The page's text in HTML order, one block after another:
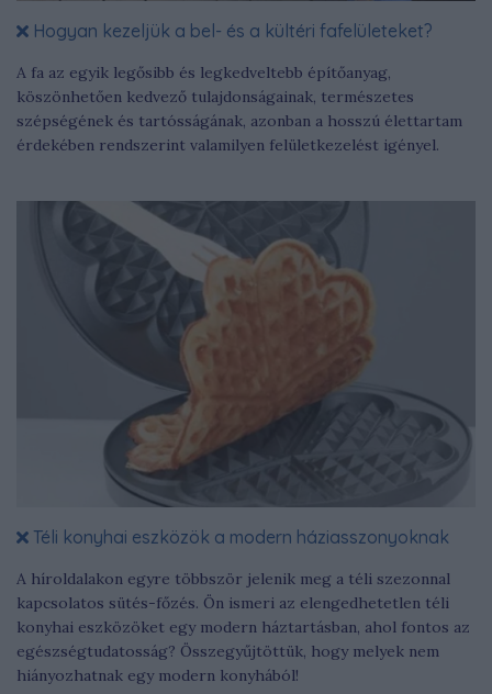
Hogyan kezeljük a bel- és a kültéri fafelületeket?
A fa az egyik legősibb és legkedveltebb építőanyag,
köszönhetően kedvező tulajdonságainak, természetes
szépségének és tartósságának, azonban a hosszú élettartam
érdekében rendszerint valamilyen felületkezelést igényel.
Téli konyhai eszközök a modern háziasszonyoknak
A híroldalakon egyre többször jelenik meg a téli szezonnal
kapcsolatos sütés-főzés. Ön ismeri az elengedhetetlen téli
konyhai eszközöket egy modern háztartásban, ahol fontos az
egészségtudatosság? Összegyűjtöttük, hogy melyek nem
hiányozhatnak egy modern konyhából!